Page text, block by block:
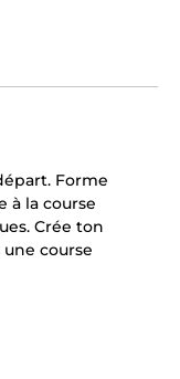
Forme
à la course
Crée ton
course